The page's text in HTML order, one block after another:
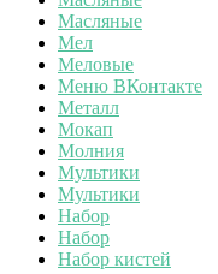
Масляные
Мел
Меловые
Меню ВКонтакте
Металл
Мокап
Молния
Мультики
Мультики
Набор
Набор
Набор кистей